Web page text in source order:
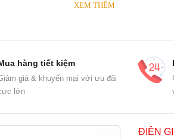
XEM THÊM
hàng tiết kiệm
giá & khuyến mại với ưu đãi
lớn
ĐIỆN